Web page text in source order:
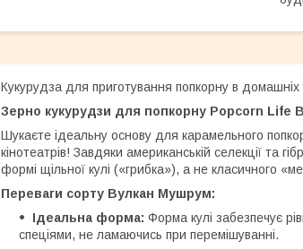
Кукурудза для приготування попкорну в
Зерно кукурудзи для попкорну Popcorn Life
Шукаєте ідеальну основу для карамельного
кінотеатрів! Завдяки американській селекції та
формі щільної кулі («грибка»), а не класичного
Переваги сорту Вулкан Мушрум:
Ідеальна форма: Форма кулі забезпечує
спеціями, не ламаючись при перемішуванні.